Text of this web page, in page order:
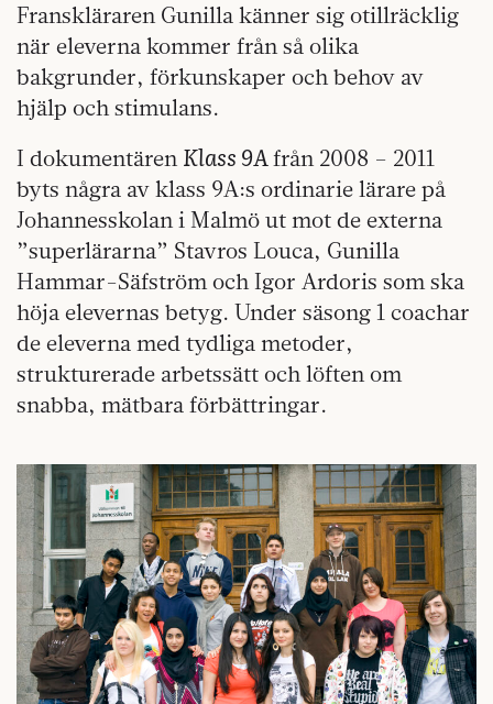
Franskläraren Gunilla känner sig otillräcklig
när eleverna kommer från så olika
bakgrunder, förkunskaper och behov av
hjälp och stimulans.
I dokumentären Klass 9Afrån 2008 – 2011
byts några av klass 9A:s ordinarie lärare på
Johannesskolan i Malmö ut mot de externa
”superlärarna” Stavros Louca, Gunilla
Hammar-Säfström och Igor Ardoris som ska
höja elevernas betyg. Under säsong 1 coachar
de eleverna med tydliga metoder,
strukturerade arbetssätt och löften om
snabba, mätbara förbättringar.